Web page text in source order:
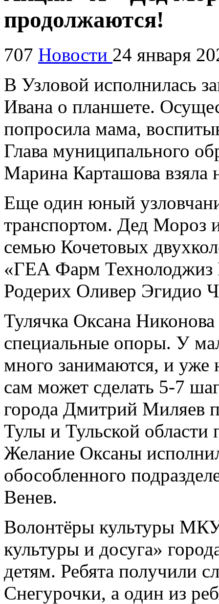
продолжаются!
707 Новости 24 января
В Узловой исполнилась
Ивана о планшете.
попросила мама,
Глава муниципального
Марина Карташова взяла
Еще один юный
транспортом. Дед Мороз
семью Кочетовых
«ГЕА Фарм Технолоджиз
Родерих Оливер Эгидио
Тулячка Оксана
специальные опоры. У
много занимаются, и уже
сам может сделать 5-7
города Дмитрий Миляев
Тулы и Тульской области
Желание Оксаны
обособленного
Венев.
Волонтёры культуры
культуры и досуга»
детям. Ребята получили
Снегурочки, а один из